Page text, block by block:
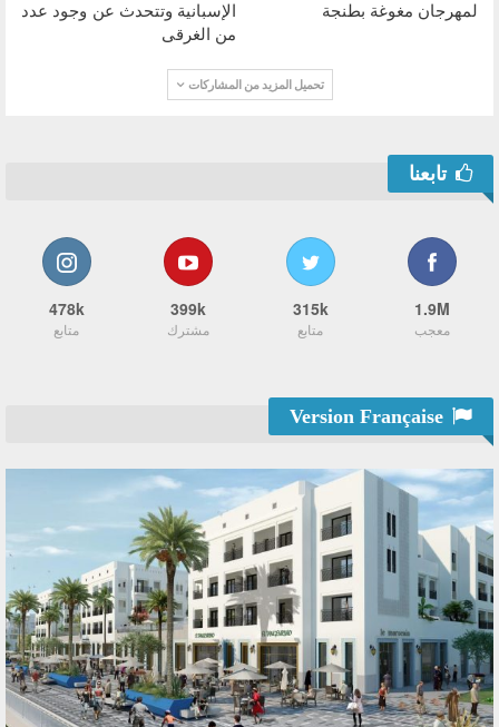
لمهرجان مغوغة بطنجة
الإسبانية وتتحدث عن وجود عدد
من الغرقى
تحميل المزيد من المشاركات
تابعنا
1.9M
معجب
315k
متابع
399k
مشترك
478k
متابع